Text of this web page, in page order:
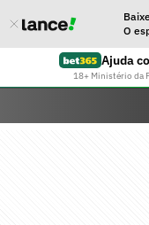
O
Ajuda
18+ Ministério da